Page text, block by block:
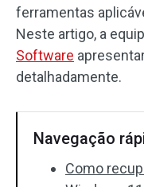
ferramentas
Neste artigo, a
Software
detalhadamente.
Navegação
Como